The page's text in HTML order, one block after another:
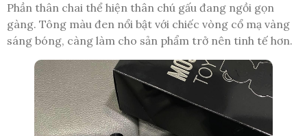
Phần thân chai thể hiện thân chú gấu đang ngồi gọn
gàng. Tông màu đen nổi bật với chiếc vòng cổ mạ vàng
sáng bóng, càng làm cho sản phẩm trở nên tinh tế hơn.